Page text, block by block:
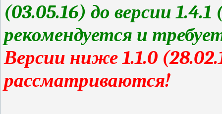
(03.05.16) до версии
рекомендуется и
Версии ниже 1.1.0
рассматриваются!